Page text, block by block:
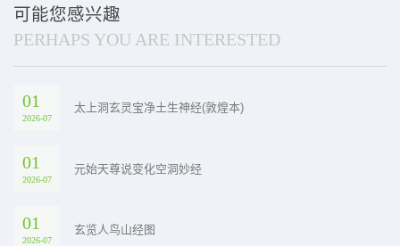
可能您感兴趣
PERHAPS YOU ARE INTERESTED
01
2026-07
太上洞玄灵宝净土生神经(敦煌本)
01
2026-07
元始天尊说变化空洞妙经
01
2026-07
玄览人鸟山经图